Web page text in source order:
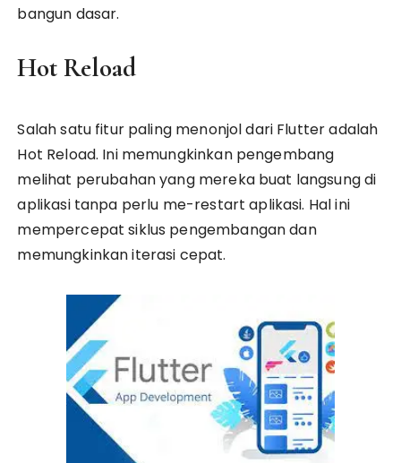
bangun dasar.
Hot Reload
Salah satu fitur paling menonjol dari Flutter adalah
Hot Reload. Ini memungkinkan pengembang
melihat perubahan yang mereka buat langsung di
aplikasi tanpa perlu me-restart aplikasi. Hal ini
mempercepat siklus pengembangan dan
memungkinkan iterasi cepat.